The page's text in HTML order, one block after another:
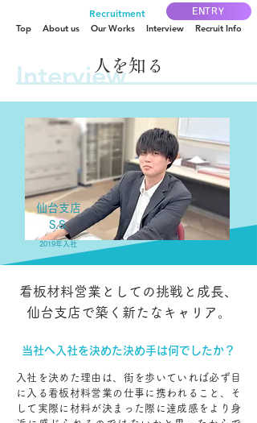
Recruitment ENTRY
Top About us Our Works Interview Recruit Info
Interview人を知る
仙台支店
S.S.
2019年入社
​看板材料営業としての挑戦と成長、
仙台支店で築く新たなキャリア。
当社へ入社を決めた決め手は何でしたか？
入社を決めた理由は、街を歩いていれば必ず目
に入る看板材料営業の仕事に携われること、そ
して実際に材料が決まった際に達成感をより身